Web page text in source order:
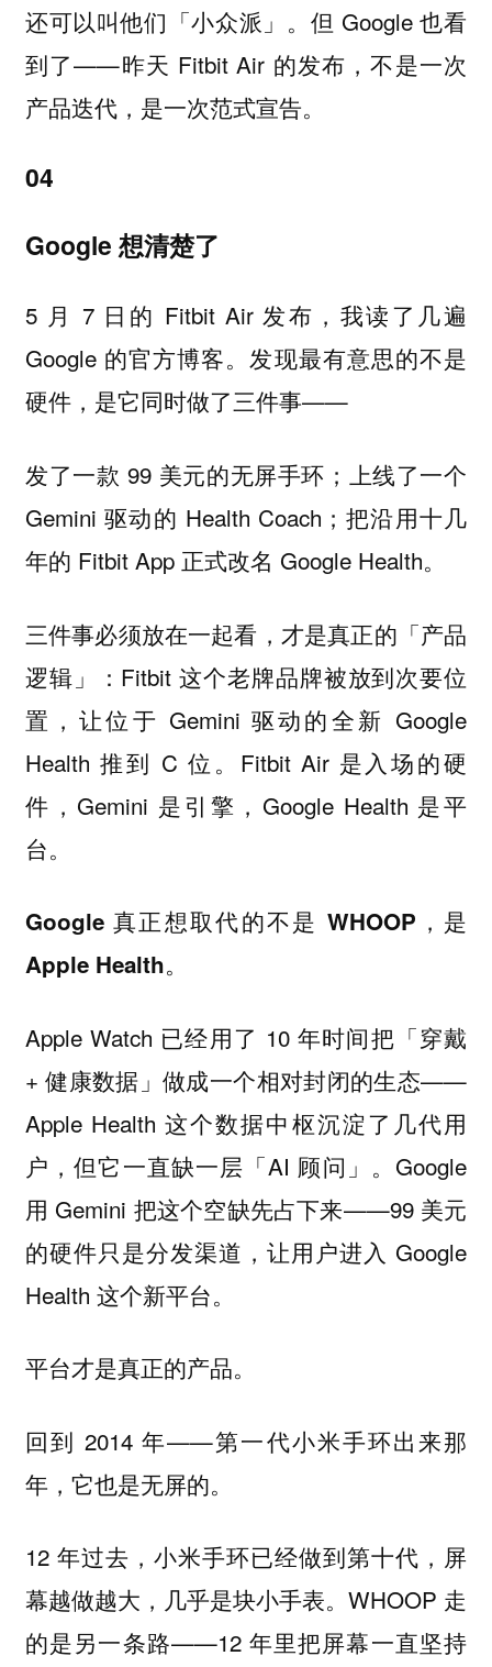
还可以叫他们「小众派」。但 Google 也看
到了——昨天 Fitbit Air 的发布，不是一次
产品迭代，是一次范式宣告。
04
Google 想清楚了
5 月 7 日的 Fitbit Air 发布，我读了几遍
Google 的官方博客。发现最有意思的不是
硬件，是它同时做了三件事——
发了一款 99 美元的无屏手环；上线了一个
Gemini 驱动的 Health Coach；把沿用十几
年的 Fitbit App 正式改名 Google Health。
三件事必须放在一起看，才是真正的「产品
逻辑」：Fitbit 这个老牌品牌被放到次要位
置，让位于 Gemini 驱动的全新 Google
Health 推到 C 位。Fitbit Air 是入场的硬
件，Gemini 是引擎，Google Health 是平
台。
Google 真正想取代的不是 WHOOP，是
Apple Health。
Apple Watch 已经用了 10 年时间把「穿戴
+ 健康数据」做成一个相对封闭的生态——
Apple Health 这个数据中枢沉淀了几代用
户，但它一直缺一层「AI 顾问」。Google
用 Gemini 把这个空缺先占下来——99 美元
的硬件只是分发渠道，让用户进入 Google
Health 这个新平台。
平台才是真正的产品。
回到 2014 年——第一代小米手环出来那
年，它也是无屏的。
12 年过去，小米手环已经做到第十代，屏
幕越做越大，几乎是块小手表。WHOOP 走
的是另一条路——12 年里把屏幕一直坚持